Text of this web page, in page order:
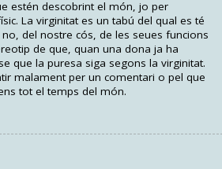
estén descobrint el món, jo per
La virginitat es un tabú del qual es té
del nostre cós, de les seues funcions
de que, quan una dona ja ha
que la puresa siga segons la virginitat.
malament per un comentari o pel que
tot el temps del món.